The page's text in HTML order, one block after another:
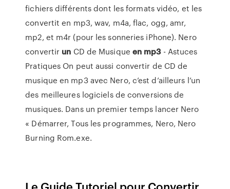
fichiers différents dont les formats vidéo, et les
convertit en mp3, wav, m4a, flac, ogg, amr,
mp2, et m4r (pour les sonneries iPhone). Nero
convertir un CD de Musique en mp3- Astuces
Pratiques On peut aussi convertir de CD de
musique en mp3 avec Nero, c’est d’ailleurs l’un
des meilleures logiciels de conversions de
musiques. Dans un premier temps lancer Nero
« Démarrer, Tous les programmes, Nero, Nero
Burning Rom.exe.